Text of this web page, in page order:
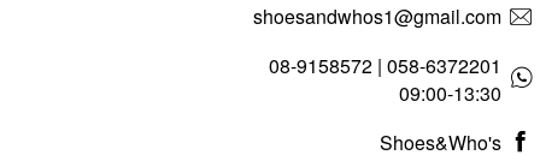
shoesandwhos1@gmail.com
058-6372201 | 08-9158572
09:00-13:30
Shoes&Who's